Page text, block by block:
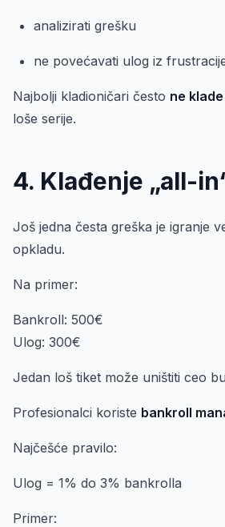
analizirati grešku
ne povećavati ulog iz
Najbolji kladioničari često ne
loše serije.
4. Klađenje „all-
Još jedna česta greška je igranje
opkladu.
Na primer:
Bankroll: 500€
Ulog: 300€
Jedan loš tiket može uništiti ceo
Profesionalci koriste bankroll
Najčešće pravilo:
Ulog = 1% do 3% bankrolla
Primer: